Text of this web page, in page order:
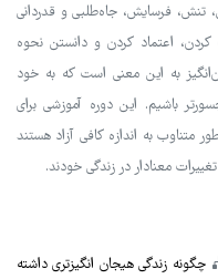
تنش، فرسایش، جاه‌طلبی و قدردانی
اعتماد کردن و دانستن نحوه
به این معنی است که به خود
باشیم. این دوره آموزشی برای
متناوب به اندازه کافی آزاد هستند
معنادار در زندگی خودند.
چگونه زندگی هیجان انگیزتری داشته